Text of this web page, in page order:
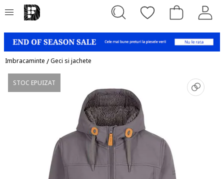
Imbracaminte /Geci si jachete
STOC EPUIZAT